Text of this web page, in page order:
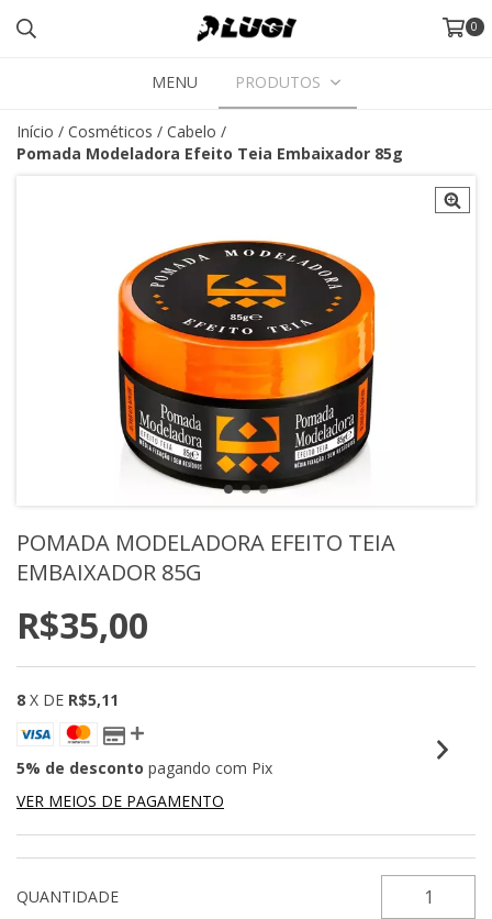
0
MENU PRODUTOS
Início / Cosméticos / Cabelo /
Pomada Modeladora Efeito Teia Embaixador 85g
POMADA MODELADORA EFEITO TEIA
EMBAIXADOR 85G
R$35,00
8 X DE R$5,11
5% de desconto pagando com Pix
VER MEIOS DE PAGAMENTO
QUANTIDADE